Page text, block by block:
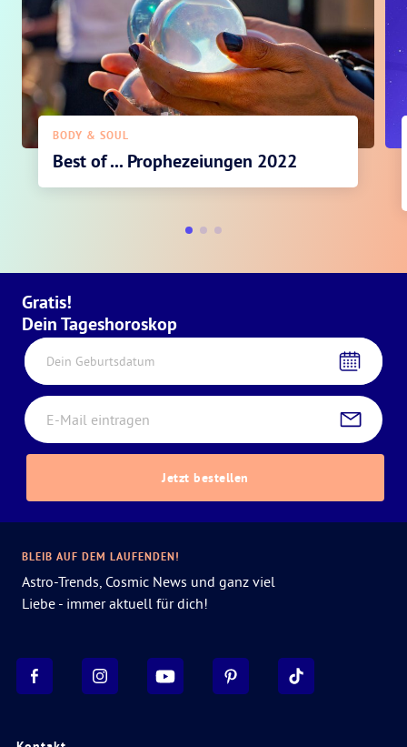
BODY & SOUL
Best of ... Prophezeiungen 2022
Gratis!
Dein Tageshoroskop
Dein Geburtsdatum
Jetzt bestellen
BLEIB AUF DEM LAUFENDEN!
Astro-Trends, Cosmic News und ganz viel
Liebe - immer aktuell für dich!